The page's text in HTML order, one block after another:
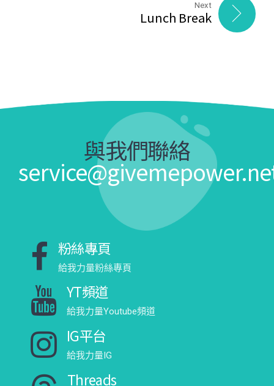
Next
Lunch Break
與我們聯絡
粉絲專頁
給我力量粉絲專頁
YT頻道
給我力量Youtube頻道
IG平台
給我力量IG
Threads